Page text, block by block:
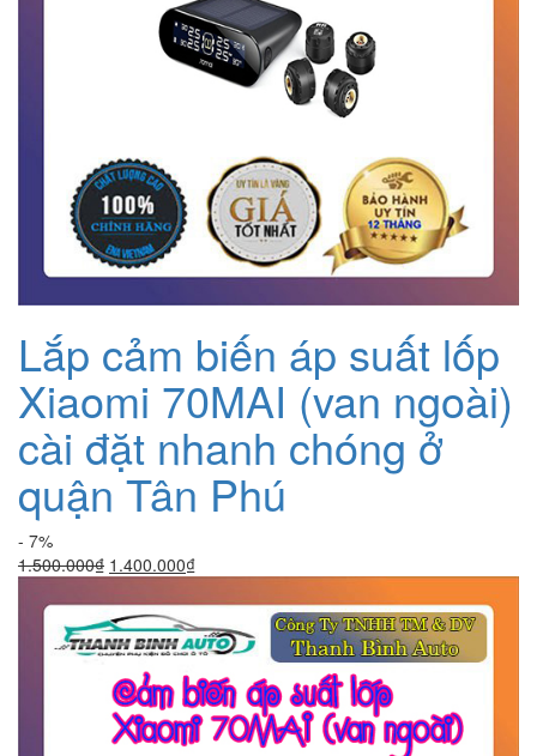
Lắp cảm biến áp suất lốp
Xiaomi 70MAI (van ngoài)
cài đặt nhanh chóng ở
quận Tân Phú
- 7%
1.500.000₫ Giá
là:
1.500.000₫.
1.400.000₫Giá
tại
là:
1.400.000₫.